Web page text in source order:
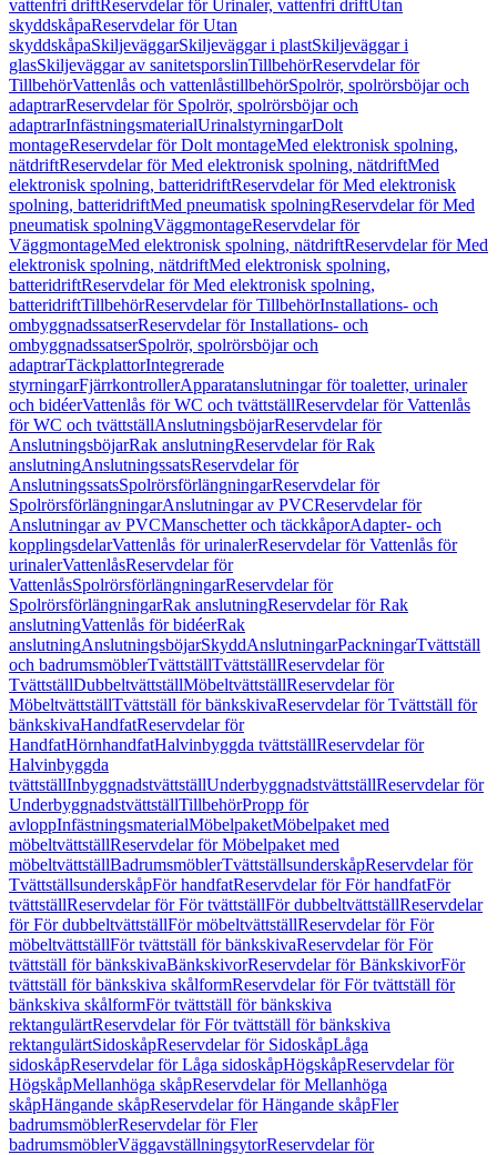
vattenfri driftReservdelar för Urinaler, vattenfri driftUtan
skyddskåpaReservdelar för Utan
skyddskåpaSkiljeväggarSkiljeväggar i plastSkiljeväggar i
glasSkiljeväggar av sanitetsporslinTillbehörReservdelar för
TillbehörVattenlås och vattenlåstillbehörSpolrör, spolrörsböjar och
adaptrarReservdelar för Spolrör, spolrörsböjar och
adaptrarInfästningsmaterialUrinalstyrningarDolt
montageReservdelar för Dolt montageMed elektronisk spolning,
nätdriftReservdelar för Med elektronisk spolning, nätdriftMed
elektronisk spolning, batteridriftReservdelar för Med elektronisk
spolning, batteridriftMed pneumatisk spolningReservdelar för Med
pneumatisk spolningVäggmontageReservdelar för
VäggmontageMed elektronisk spolning, nätdriftReservdelar för Med
elektronisk spolning, nätdriftMed elektronisk spolning,
batteridriftReservdelar för Med elektronisk spolning,
batteridriftTillbehörReservdelar för TillbehörInstallations- och
ombyggnadssatserReservdelar för Installations- och
ombyggnadssatserSpolrör, spolrörsböjar och
adaptrarTäckplattorIntegrerade
styrningarFjärrkontrollerApparatanslutningar för toaletter, urinaler
och bidéerVattenlås för WC och tvättställReservdelar för Vattenlås
för WC och tvättställAnslutningsböjarReservdelar för
AnslutningsböjarRak anslutningReservdelar för Rak
anslutningAnslutningssatsReservdelar för
AnslutningssatsSpolrörsförlängningarReservdelar för
SpolrörsförlängningarAnslutningar av PVCReservdelar för
Anslutningar av PVCManschetter och täckkåporAdapter- och
kopplingsdelarVattenlås för urinalerReservdelar för Vattenlås för
urinalerVattenlåsReservdelar för
VattenlåsSpolrörsförlängningarReservdelar för
SpolrörsförlängningarRak anslutningReservdelar för Rak
anslutningVattenlås för bidéerRak
anslutningAnslutningsböjarSkyddAnslutningarPackningarTvättställ
och badrumsmöblerTvättställTvättställReservdelar för
TvättställDubbeltvättställMöbeltvättställReservdelar för
MöbeltvättställTvättställ för bänkskivaReservdelar för Tvättställ för
bänkskivaHandfatReservdelar för
HandfatHörnhandfatHalvinbyggda tvättställReservdelar för
Halvinbyggda
tvättställInbyggnadstvättställUnderbyggnadstvättställReservdelar för
UnderbyggnadstvättställTillbehörPropp för
avloppInfästningsmaterialMöbelpaketMöbelpaket med
möbeltvättställReservdelar för Möbelpaket med
möbeltvättställBadrumsmöblerTvättställsunderskåpReservdelar för
TvättställsunderskåpFör handfatReservdelar för För handfatFör
tvättställReservdelar för För tvättställFör dubbeltvättställReservdelar
för För dubbeltvättställFör möbeltvättställReservdelar för För
möbeltvättställFör tvättställ för bänkskivaReservdelar för För
tvättställ för bänkskivaBänkskivorReservdelar för BänkskivorFör
tvättställ för bänkskiva skålformReservdelar för För tvättställ för
bänkskiva skålformFör tvättställ för bänkskiva
rektangulärtReservdelar för För tvättställ för bänkskiva
rektangulärtSidoskåpReservdelar för SidoskåpLåga
sidoskåpReservdelar för Låga sidoskåpHögskåpReservdelar för
HögskåpMellanhöga skåpReservdelar för Mellanhöga
skåpHängande skåpReservdelar för Hängande skåpFler
badrumsmöblerReservdelar för Fler
badrumsmöblerVäggavställningsytorReservdelar för